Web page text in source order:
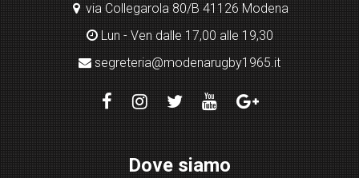
via Collegarola 80/B 41126 Modena
Lun - Ven dalle 17,00 alle 19,30
segreteria@modenarugby1965.it
Dove siamo